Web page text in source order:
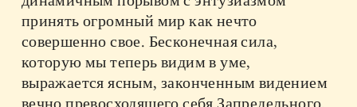
принять огромный мир как нечто
совершенно свое. Бесконечная сила,
которую мы теперь видим в уме,
выражается ясным, законченным видением